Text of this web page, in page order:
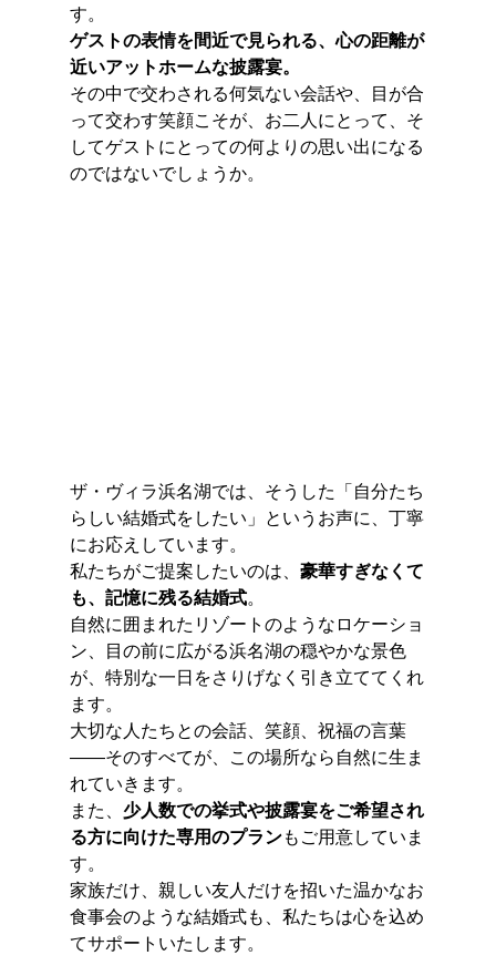
す。
ゲストの表情を間近で見られる、心の距離が
近いアットホームな披露宴。
その中で交わされる何気ない会話や、目が合
って交わす笑顔こそが、お二人にとって、そ
してゲストにとっての何よりの思い出になる
のではないでしょうか。
ザ・ヴィラ浜名湖では、そうした「自分たち
らしい結婚式をしたい」というお声に、丁寧
にお応えしています。
私たちがご提案したいのは、 豪華すぎなくて
も、記憶に残る結婚式。
自然に囲まれたリゾートのようなロケーショ
ン、目の前に広がる浜名湖の穏やかな景色
が、特別な一日をさりげなく引き立ててくれ
ます。
大切な人たちとの会話、笑顔、祝福の言葉
――そのすべてが、この場所なら自然に生ま
れていきます。
また、 少人数での挙式や披露宴をご希望され
る方に向けた専用のプランもご用意していま
す。
家族だけ、親しい友人だけを招いた温かなお
食事会のような結婚式も、私たちは心を込め
てサポートいたします。